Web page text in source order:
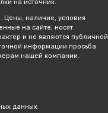
на источник.
Цены, наличие, условия
на сайте, носят
и не являются публичной
информации просьба
нашей компании.
данных